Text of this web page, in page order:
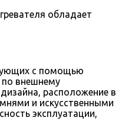
обладает
с помощью
по внешнему
расположение в
и искусственными
эксплуатации,